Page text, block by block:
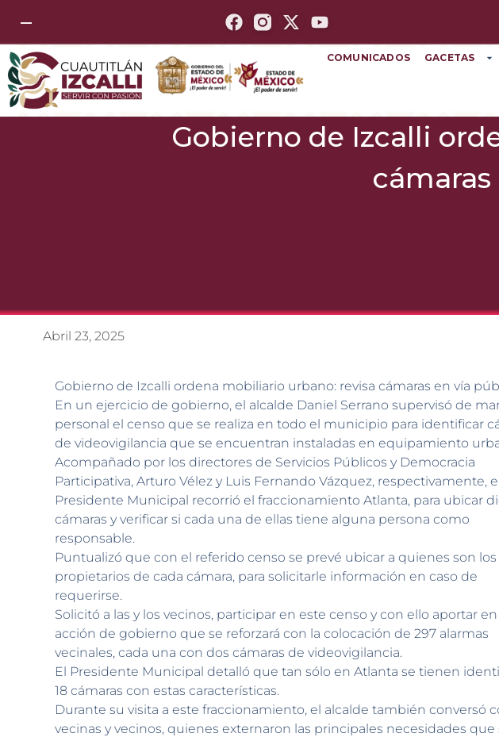
—
COMUNICADOS GACETAS
Gobierno de Izcalli
Abril 23, 2025
Gobierno de Izcalli ordena mobiliario urbano: revisa cámaras en vía
En un ejercicio de gobierno, el alcalde Daniel Serrano supervisó de
personal el censo que se realiza en todo el municipio para identificar
de videovigilancia que se encuentran instaladas en equipamiento
Acompañado por los directores de Servicios Públicos y Democracia
Participativa, Arturo Vélez y Luis Fernando Vázquez, respectivamente,
Presidente Municipal recorrió el fraccionamiento Atlanta, para ubicar
cámaras y verificar si cada una de ellas tiene alguna persona como
responsable.
Puntualizó que con el referido censo se prevé ubicar a quienes son los
propietarios de cada cámara, para solicitarle información en caso de
requerirse.
Solicitó a las y los vecinos, participar en este censo y con ello aportar
acción de gobierno que se reforzará con la colocación de 297 alarmas
vecinales, cada una con dos cámaras de videovigilancia.
El Presidente Municipal detalló que tan sólo en Atlanta se tienen
18 cámaras con estas características.
Durante su visita a este fraccionamiento, el alcalde también conversó
vecinas y vecinos, quienes externaron las principales necesidades que